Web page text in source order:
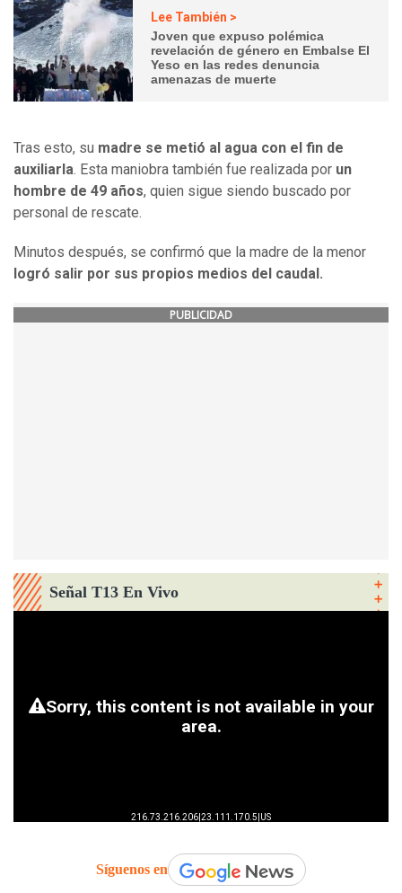
Lee También >
Joven que expuso polémica
revelación de género en Embalse El
Yeso en las redes denuncia
amenazas de muerte
Tras esto, su madre se metió al agua con el fin de
auxiliarla. Esta maniobra también fue realizada por un
hombre de 49 años, quien sigue siendo buscado por
personal de rescate.
Minutos después, se confirmó que la madre de la menor
logró salir por sus propios medios del caudal.
PUBLICIDAD
Señal T13 En Vivo
Síguenos en